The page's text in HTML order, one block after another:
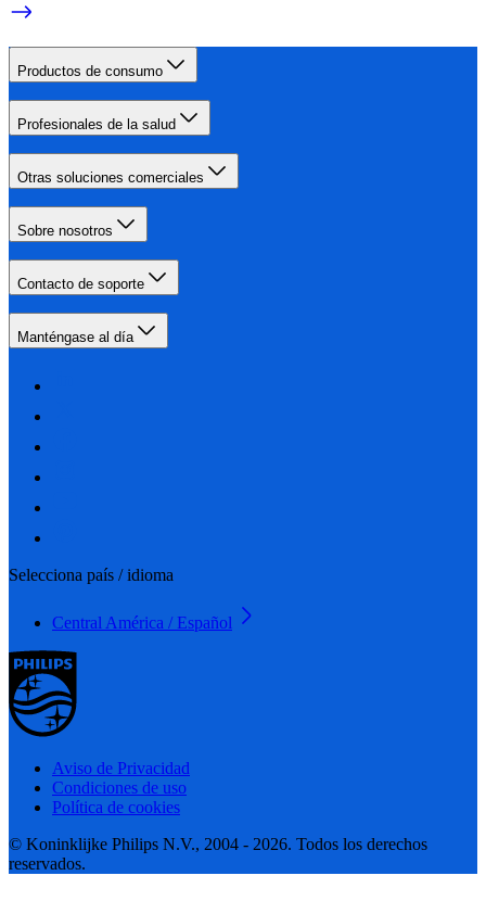
Productos de consumo
Profesionales de la salud
Otras soluciones comerciales
Sobre nosotros
Contacto de soporte
Manténgase al día
Selecciona país / idioma
Central América / Español
Aviso de Privacidad
Condiciones de uso
Política de cookies
© Koninklijke Philips N.V., 2004 - 2026. Todos los derechos
reservados.